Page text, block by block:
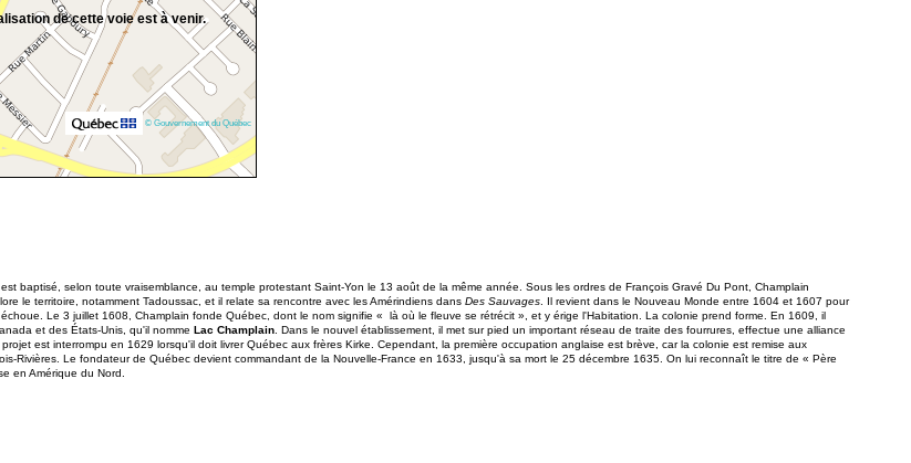
de cette voie est à venir.
© Gouvernement du Québec
baptisé, selon toute vraisemblance, au temple protestant Saint-Yon le 13 août de la même année. Sous les ordres de François Gravé Du Pont, Champlain
le territoire, notamment Tadoussac, et il relate sa rencontre avec les Amérindiens dans Des Sauvages . Il revient dans le Nouveau Monde entre 1604 et 1607 pour
Le 3 juillet 1608, Champlain fonde Québec, dont le nom signifie « là où le fleuve se rétrécit », et y érige l'Habitation. La colonie prend forme. En 1609, il
et des États-Unis, qu'il nomme Lac Champlain . Dans le nouvel établissement, il met sur pied un important réseau de traite des fourrures, effectue une alliance
est interrompu en 1629 lorsqu'il doit livrer Québec aux frères Kirke. Cependant, la première occupation anglaise est brève, car la colonie est remise aux
Rivières. Le fondateur de Québec devient commandant de la Nouvelle-France en 1633, jusqu'à sa mort le 25 décembre 1635. On lui reconnaît le titre de « Père
en Amérique du Nord.